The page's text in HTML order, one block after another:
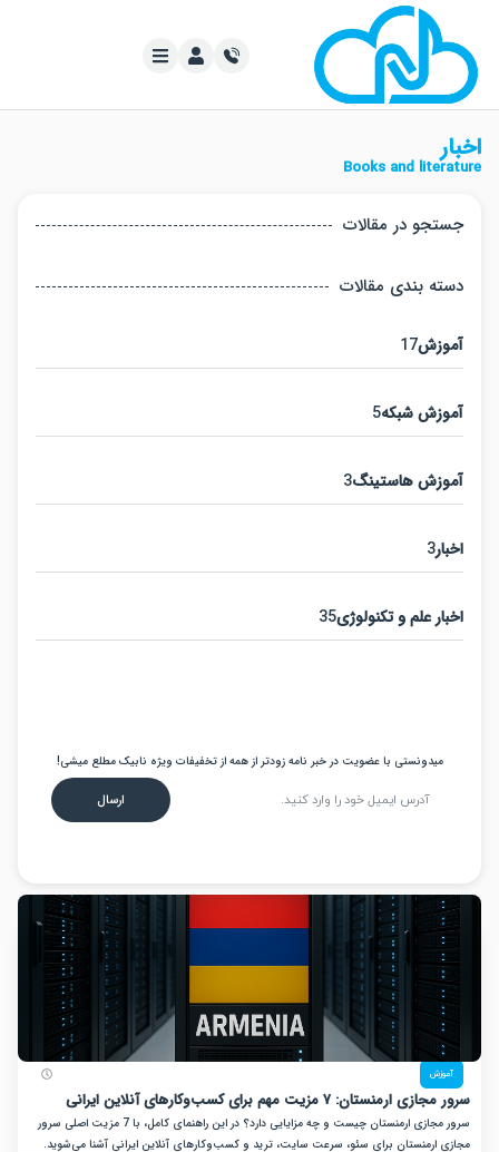
Books and
در مقالات
بندی مقالات
17
شبکه5
هاستینگ3
علم و تکنولوژی35
با عضویت در خبر نامه زودتر از همه از تخفیفات ویژه نابیک مطلع میشی!
ارسال
۷ مزیت مهم برای کسب‌وکارهای آنلاین ایرانی
سرور مجازی ارمنستان چیست و چه مزایایی دارد؟ در این راهنمای کامل، با 7 مزیت اصلی سرور
برای سئو، سرعت سایت، ترید و کسب‌وکارهای آنلاین ایرانی آشنا می‌شوید.